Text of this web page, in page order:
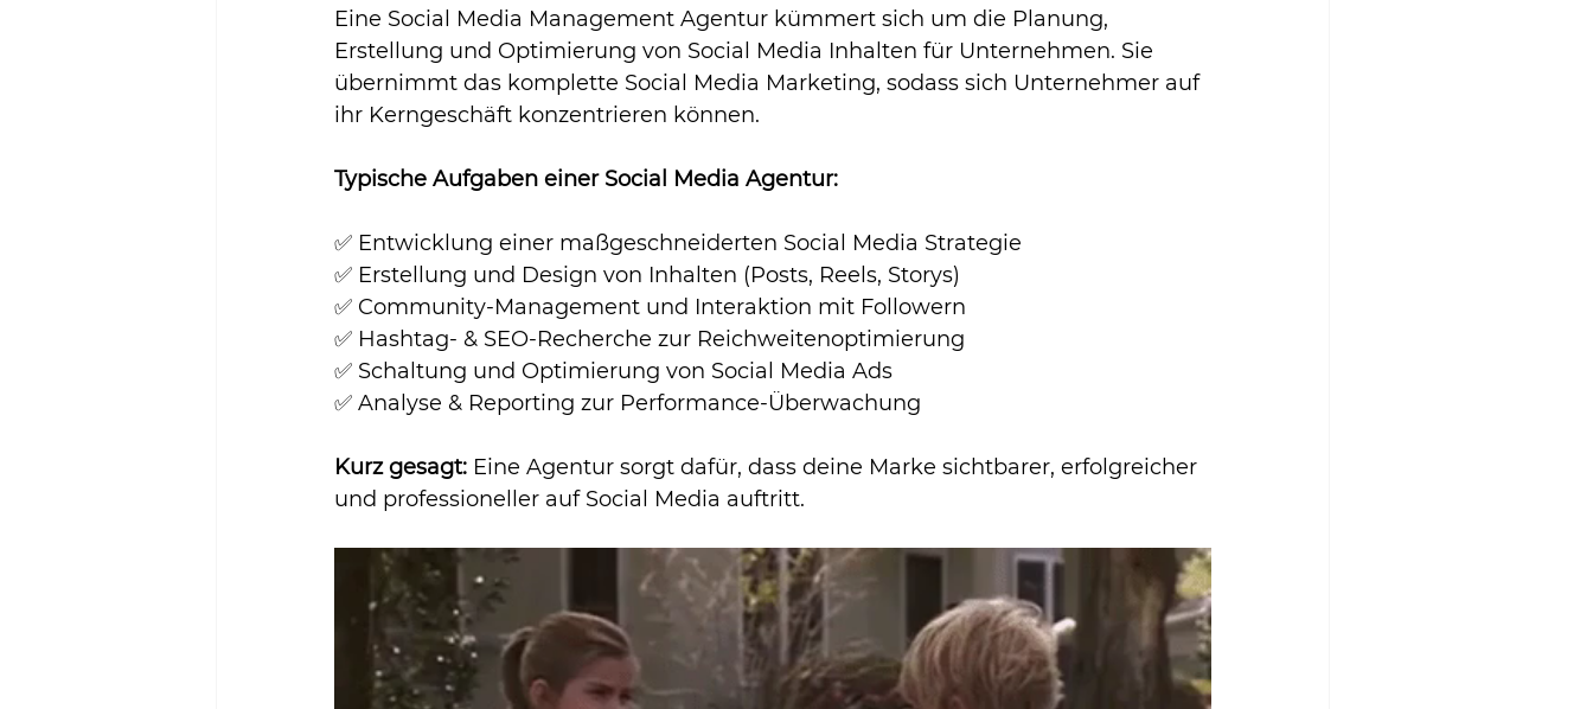
Eine Social Media Management Agentur kümmert sich um die Planung,
Erstellung und Optimierung von Social Media Inhalten für Unternehmen. Sie
übernimmt das komplette Social Media Marketing, sodass sich Unternehmer auf
ihr Kerngeschäft konzentrieren können.
Typische Aufgaben einer Social Media Agentur:
✅ Entwicklung einer maßgeschneiderten Social Media Strategie
✅ Erstellung und Design von Inhalten (Posts, Reels, Storys)
✅ Community-Management und Interaktion mit Followern
✅ Hashtag- & SEO-Recherche zur Reichweitenoptimierung
✅ Schaltung und Optimierung von Social Media Ads
✅ Analyse & Reporting zur Performance-Überwachung
Kurz gesagt: Eine Agentur sorgt dafür, dass deine Marke sichtbarer, erfolgreicher
und professioneller auf Social Media auftritt.